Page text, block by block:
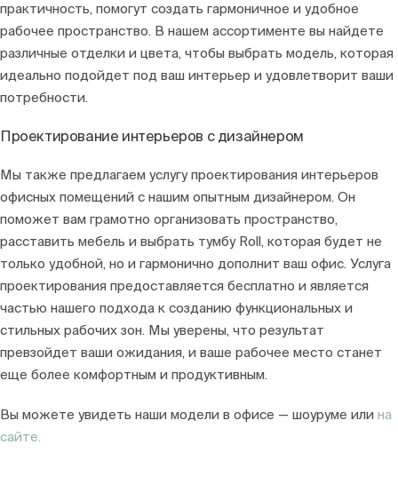
практичность, помогут создать гармоничное и удобное
рабочее пространство. В нашем ассортименте вы найдете
различные отделки и цвета, чтобы выбрать модель, которая
идеально подойдет под ваш интерьер и удовлетворит ваши
потребности.
Проектирование интерьеров с дизайнером
Мы также предлагаем услугу проектирования интерьеров
офисных помещений с нашим опытным дизайнером. Он
поможет вам грамотно организовать пространство,
расставить мебель и выбрать тумбу Roll, которая будет не
только удобной, но и гармонично дополнит ваш офис. Услуга
проектирования предоставляется бесплатно и является
частью нашего подхода к созданию функциональных и
стильных рабочих зон. Мы уверены, что результат
превзойдет ваши ожидания, и ваше рабочее место станет
еще более комфортным и продуктивным.
Вы можете увидеть наши модели в офисе — шоуруме или на
сайте.